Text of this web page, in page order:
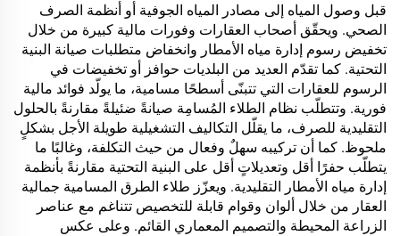
قبل وصول المياه إلى مصادر المياه الجوفية أو أنظمة الصرف
الصحي. ويحقّق أصحاب العقارات وفورات مالية كبيرة من خلال
تخفيض رسوم إدارة مياه الأمطار وانخفاض متطلبات صيانة البنية
التحتية. كما تقدّم العديد من البلديات حوافز أو تخفيضات في
الرسوم للعقارات التي تتبنّى أسطحًا مسامية، ما يولّد فوائد مالية
فورية. وتتطلّب نظام الطلاء المُسامِة صيانةً ضئيلةً مقارنةً بالحلول
التقليدية للصرف، ما يقلّل التكاليف التشغيلية طويلة الأجل بشكلٍ
ملحوظ. كما أن تركيبه سهلٌ وفعال من حيث التكلفة، وغالبًا ما
يتطلّب حفرًا أقل وتعديلاتٍ أقل على البنية التحتية مقارنةً بأنظمة
إدارة مياه الأمطار التقليدية. ويعزّز طلاء الطرق المسامية جمالية
العقار من خلال ألوان وقوام قابلة للتخصيص تتناغم مع عناصر
الزراعة المحيطة والتصميم المعماري القائم. وعلى عكس